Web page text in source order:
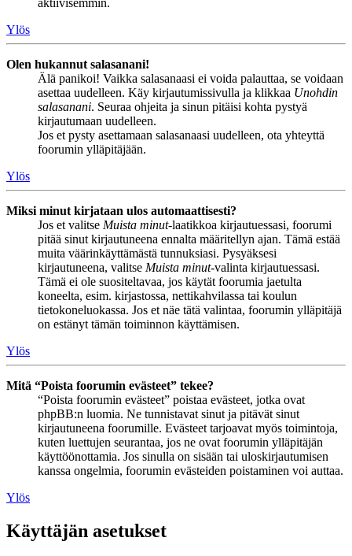
aktiivisemmin.
Ylös
Olen hukannut salasanani!
Älä panikoi! Vaikka salasanaasi ei voida palauttaa, se voidaan
asettaa uudelleen. Käy kirjautumissivulla ja klikkaa Unohdin
salasanani. Seuraa ohjeita ja sinun pitäisi kohta pystyä
kirjautumaan uudelleen.
Jos et pysty asettamaan salasanaasi uudelleen, ota yhteyttä
foorumin ylläpitäjään.
Ylös
Miksi minut kirjataan ulos automaattisesti?
Jos et valitse Muista minut-laatikkoa kirjautuessasi, foorumi
pitää sinut kirjautuneena ennalta määritellyn ajan. Tämä estää
muita väärinkäyttämästä tunnuksiasi. Pysyäksesi
kirjautuneena, valitse Muista minut-valinta kirjautuessasi.
Tämä ei ole suositeltavaa, jos käytät foorumia jaetulta
koneelta, esim. kirjastossa, nettikahvilassa tai koulun
tietokoneluokassa. Jos et näe tätä valintaa, foorumin ylläpitäjä
on estänyt tämän toiminnon käyttämisen.
Ylös
Mitä “Poista foorumin evästeet” tekee?
“Poista foorumin evästeet” poistaa evästeet, jotka ovat
phpBB:n luomia. Ne tunnistavat sinut ja pitävät sinut
kirjautuneena foorumille. Evästeet tarjoavat myös toimintoja,
kuten luettujen seurantaa, jos ne ovat foorumin ylläpitäjän
käyttöönottamia. Jos sinulla on sisään tai uloskirjautumisen
kanssa ongelmia, foorumin evästeiden poistaminen voi auttaa.
Ylös
Käyttäjän asetukset